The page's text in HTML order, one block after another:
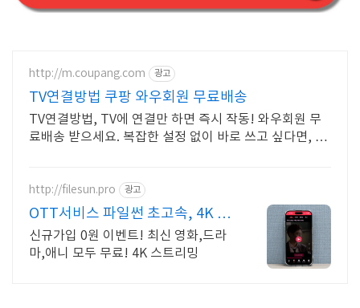
http://m.coupang.com 광고
TV연결방법 쿠팡 와우회원 무료배송
TV연결방법, TV에 연결만 하면 즉시 작동! 와우회원 무
료배송 받으세요. 복잡한 설정 없이 바로 쓰고 싶다면, 호
http://filesun.pro 광고
OTT서비스 파일썬 초고속, 4K 실
시간 보기!
신규가입 0원 이벤트! 최신 영화,드라
마,애니 모두 무료! 4K 스트리밍